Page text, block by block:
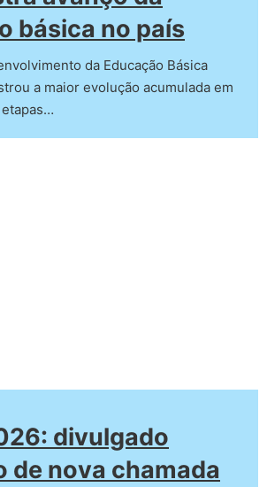
básica no país
da Educação Básica
a maior evolução acumulada em
divulgado
de nova chamada